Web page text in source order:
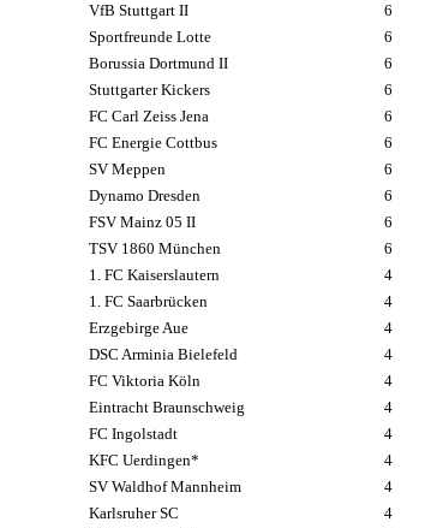
VfB Stuttgart II
6
Sportfreunde Lotte
6
Borussia Dortmund II
6
Stuttgarter Kickers
6
FC Carl Zeiss Jena
6
FC Energie Cottbus
6
SV Meppen
6
Dynamo Dresden
6
FSV Mainz 05 II
6
TSV 1860 München
6
1. FC Kaiserslautern
4
1. FC Saarbrücken
4
Erzgebirge Aue
4
DSC Arminia Bielefeld
4
FC Viktoria Köln
4
Eintracht Braunschweig
4
FC Ingolstadt
4
KFC Uerdingen*
4
SV Waldhof Mannheim
4
Karlsruher SC
4